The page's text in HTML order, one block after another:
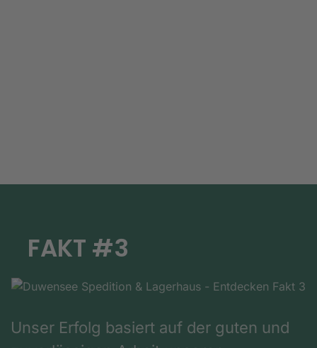
FAKT #3
Unser Erfolg basiert auf der guten und